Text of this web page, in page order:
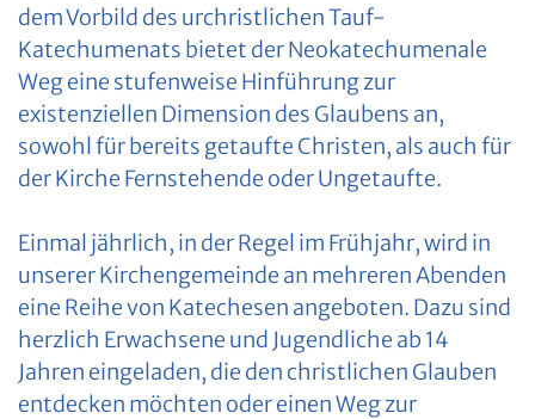
dem Vorbild des urchristlichen Tauf-
Katechumenats bietet der Neokatechumenale
Weg eine stufenweise Hinführung zur
existenziellen Dimension des Glaubens an,
sowohl für bereits getaufte Christen, als auch für
der Kirche Fernstehende oder Ungetaufte.
Einmal jährlich, in der Regel im Frühjahr, wird in
unserer Kirchengemeinde an mehreren Abenden
eine Reihe von Katechesen angeboten. Dazu sind
herzlich Erwachsene und Jugendliche ab 14
Jahren eingeladen, die den christlichen Glauben
entdecken möchten oder einen Weg zur